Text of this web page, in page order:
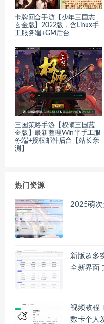
卡牌回合手游【少年三国志
玄金版】2022版，含Linux手
工服务端+GM后台
三国策略手游【权倾三国蓝
金版】最新整理Win半手工服
务端+授权邮件后台【站长亲
测】
热门资源
2025萌次
新版超多
全新界面
视频教程
数卡个人